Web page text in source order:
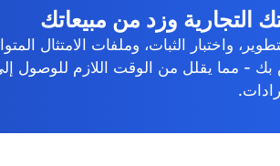
التجارية وزد من مبيعاتك
واختبار الثبات، وملفات الامتثال
بك - مما يقلل من الوقت اللازم للوصول